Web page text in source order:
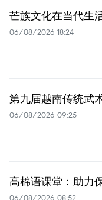
芒族文化在当代生
06/08/2026 18:24
第九届越南传统武
06/08/2026 09:25
高棉语课堂：助力
06/08/2026 08:52